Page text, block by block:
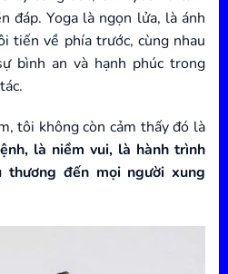
đáp. Yoga là ngọn lửa, là ánh
tiến về phía trước, cùng nhau
bình an và hạnh phúc trong
tôi không còn cảm thấy đó là
là niềm vui, là hành trình
đến mọi người xung